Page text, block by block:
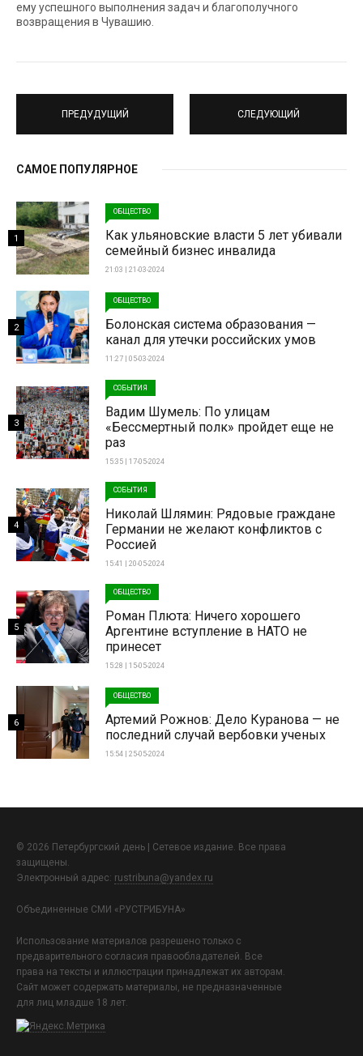
ему успешного выполнения задач и благополучного
возвращения в Чувашию.
ПРЕДУДУЩИЙ СЛЕДУЮЩИЙ
САМОЕ ПОПУЛЯРНОЕ
ОБЩЕСТВО
Как ульяновские власти 5 лет убивали
семейный бизнес инвалида
21:03 | 21-03-2024
1
ОБЩЕСТВО
Болонская система образования —
канал для утечки российских умов
11:27 | 05-03-2024
2
СОБЫТИЯ
Вадим Шумель: По улицам
«Бессмертный полк» пройдет еще не
раз
15:35 | 17-05-2024
3
СОБЫТИЯ
Николай Шлямин: Рядовые граждане
Германии не желают конфликтов с
Россией
15:41 | 20-05-2024
4
ОБЩЕСТВО
Роман Плюта: Ничего хорошего
Аргентине вступление в НАТО не
принесет
15:28 | 15-05-2024
5
ОБЩЕСТВО
Артемий Рожнов: Дело Куранова — не
последний случай вербовки ученых
15:54 | 25-05-2024
6
© 2026 Петербургский день | Сетевое издание. Все права
защищены.
Электронный адрес: rustribuna@yandex.ru
Объединенные СМИ «РУСТРИБУНА»
Использование материалов разрешено только с
предварительного согласия правообладателей. Все
права на тексты и иллюстрации принадлежат их авторам.
Сайт может содержать материалы, не предназначенные
для лиц младше 18 лет.